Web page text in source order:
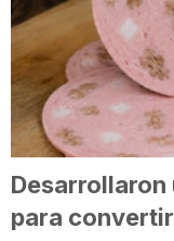
para